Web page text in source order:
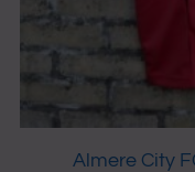
Almere City